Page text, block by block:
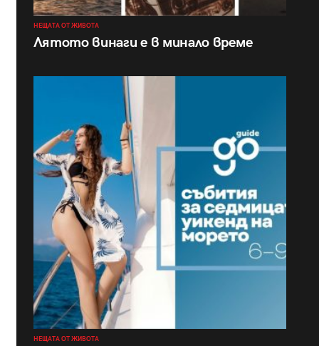
НЕЩАТА ОТ ЖИВОТА
Лятото винаги е в минало време
НЕЩАТА ОТ ЖИВОТА